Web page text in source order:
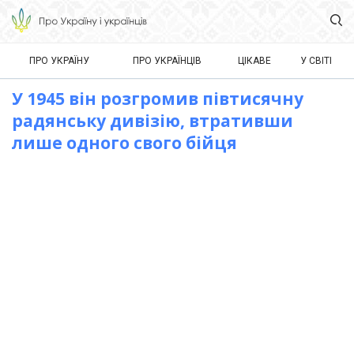
ПРО УКРАЇНУ ПРО УКРАЇНЦІВ ЦІКАВЕ У СВІТІ
У 1945 він розгромив півтисячну
радянську дивізію, втративши
лише одного свого бійця